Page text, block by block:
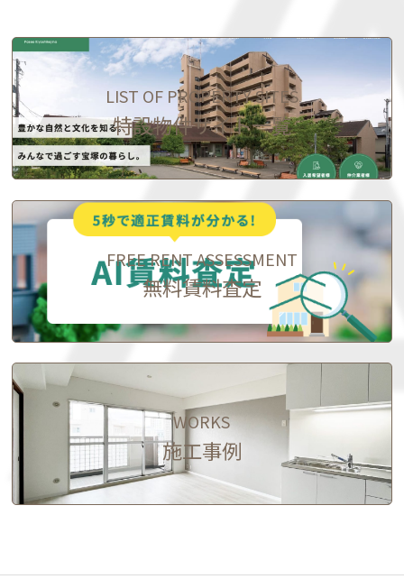
LIST OF PROPERTY SITES
特設物件サイト一覧
FREE RENT ASSESSMENT
無料賃料査定
WORKS
施工事例